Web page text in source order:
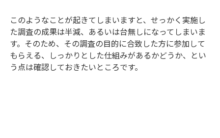
このようなことが起きてしまいますと、せっかく実施し
た調査の成果は半減、あるいは台無しになってしまいま
す。そのため、その調査の目的に合致した方に参加して
もらえる、しっかりとした仕組みがあるかどうか、とい
う点は確認しておきたいところです。